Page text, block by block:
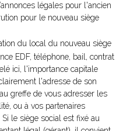
légales pour l'ancien
pour le nouveau siège
du local du nouveau siège
EDF, téléphone, bail, contrat
ici, l'importance capitale
l'adresse de son
greffe de vous adresser les
ou à vos partenaires
le siège social est fixé au